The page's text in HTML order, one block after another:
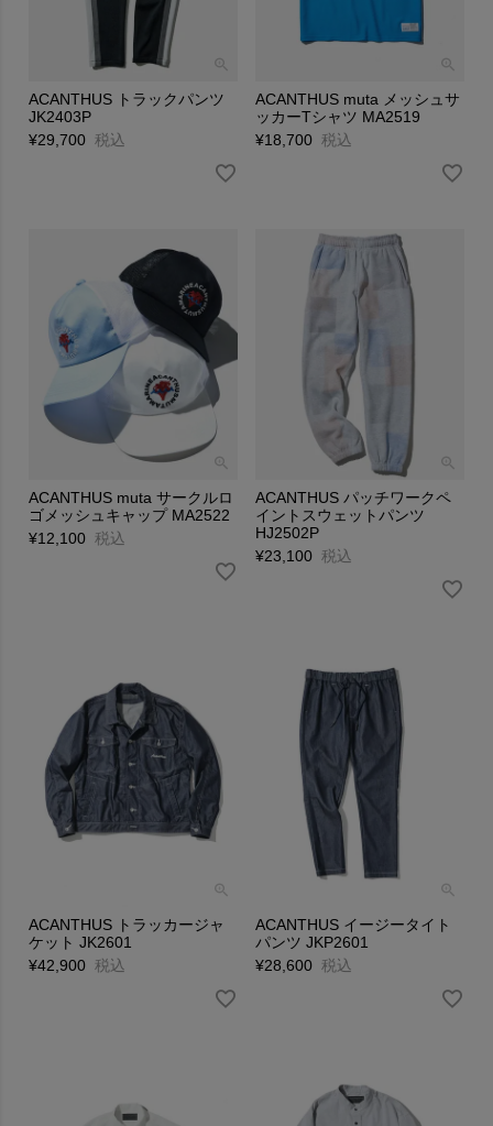
ACANTHUS トラックパンツ
JK2403P
¥29,700 税込
ACANTHUS muta メッシュサ
ッカーTシャツ MA2519
¥18,700 税込
ACANTHUS muta サークルロ
ゴメッシュキャップ MA2522
¥12,100 税込
ACANTHUS パッチワークペ
イントスウェットパンツ
HJ2502P
¥23,100 税込
ACANTHUS トラッカージャ
ケット JK2601
¥42,900 税込
ACANTHUS イージータイト
パンツ JKP2601
¥28,600 税込